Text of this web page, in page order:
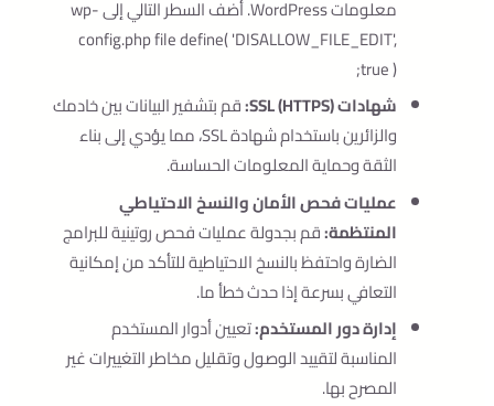
معلومات WordPress. أضف السطر التالي إلى
wp-
config.phpfiledefine( 'DISALLOW_FILE_EDIT',
true );
شهادات SSL (HTTPS):
قم بتشفير البيانات بين خادمك
والزائرين باستخدام شهادة SSL، مما يؤدي إلى بناء
الثقة وحماية المعلومات الحساسة.
عمليات فحص الأمان والنسخ الاحتياطي
المنتظمة:قم بجدولة عمليات فحص روتينية للبرامج
الضارة واحتفظ بالنسخ الاحتياطية للتأكد من إمكانية
التعافي بسرعة إذا حدث خطأ ما.
إدارة دور المستخدم:تعيين أدوار المستخدم
المناسبة لتقييد الوصول وتقليل مخاطر التغييرات غير
المصرح بها.